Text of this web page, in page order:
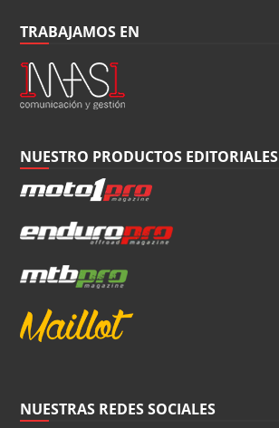
TRABAJAMOS EN
NUESTRO PRODUCTOS EDITORIALES
NUESTRAS REDES SOCIALES